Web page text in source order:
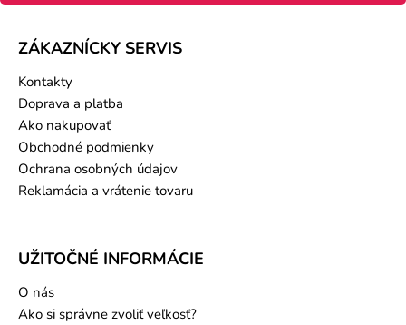
ZÁKAZNÍCKY SERVIS
Kontakty
Doprava a platba
Ako nakupovať
Obchodné podmienky
Ochrana osobných údajov
Reklamácia a vrátenie tovaru
UŽITOČNÉ INFORMÁCIE
O nás
Ako si správne zvoliť veľkosť?